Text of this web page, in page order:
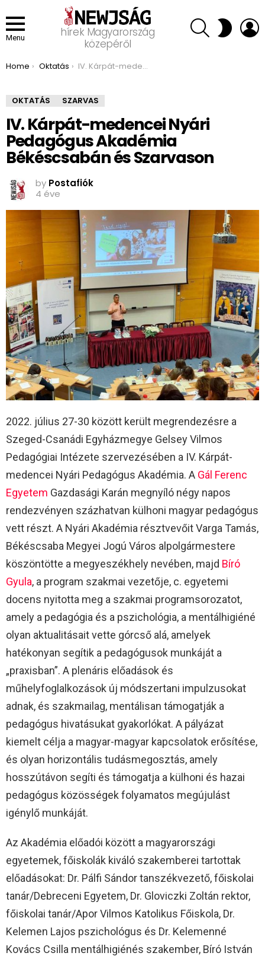
Menu
hírek Magyarország
közepéről
SEARCH SWITCH
SKIN
You are here:
Home Oktatás IV. Kárpát-medencei Nyári Pedagógus Akadémia Békéscsabán és Szarvason
OKTATÁS SZARVAS
IV. Kárpát-medencei Nyári
Pedagógus Akadémia
Békéscsabán és Szarvason
by Postafiók
4 éve
2022. július 27-30 között került megrendezésre a
Szeged-Csanádi Egyházmegye Gelsey Vilmos
Pedagógiai Intézete szervezésében a IV. Kárpát-
medencei Nyári Pedagógus Akadémia. A Gál Ferenc
Egyetem Gazdasági Karán megnyíló négy napos
rendezvényen százhatvan külhoni magyar pedagógus
vett részt. A Nyári Akadémia résztvevőit Varga Tamás,
Békéscsaba Megyei Jogú Város alpolgármestere
köszöntötte a megyeszékhely nevében, majd Bíró
Gyula, a program szakmai vezetője, c. egyetemi
docens nyitotta meg a szakmai programsorozatot,
amely a pedagógia és a pszichológia, a mentálhigiéné
olyan aktualitásait vette górcső alá, amelyek
hatékonyan segítik a pedagógusok munkáját a
„praxisban”. A plenáris előadások és
műhelyfoglalkozások új módszertani impulzusokat
adnak, és szakmailag, mentálisan támogatják a
pedagógus hivatásukat gyakorlókat. A pályázat
kiemelt célja a magyar-magyar kapcsolatok erősítése,
és olyan horizontális tudásmegosztás, amely
hosszútávon segíti és támogatja a külhoni és hazai
pedagógus közösségek folyamatos megújulást
igénylő munkáját.
Az Akadémia előadói között a magyarországi
egyetemek, főiskolák kiváló szakemberei tartottak
előadásokat: Dr. Pálfi Sándor tanszékvezető, főiskolai
tanár/Debreceni Egyetem, Dr. Gloviczki Zoltán rektor,
főiskolai tanár/Apor Vilmos Katolikus Főiskola, Dr.
Kelemen Lajos pszichológus és Dr. Kelemenné
Kovács Csilla mentálhigiénés szakember, Bíró István